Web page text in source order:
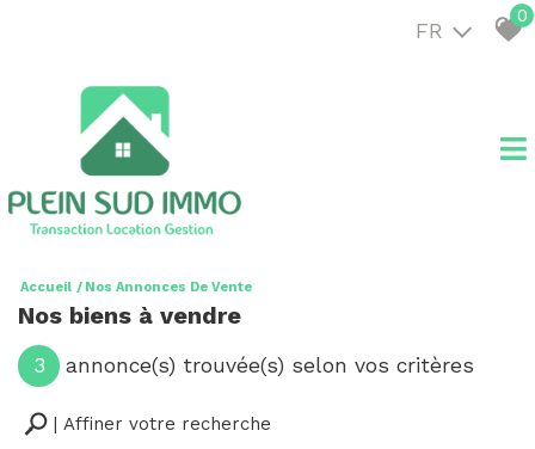
FR
0
Accueil Nos Annonces De Vente
Nos biens à vendre
3 annonce(s) trouvée(s) selon vos critères
Affiner votre recherche